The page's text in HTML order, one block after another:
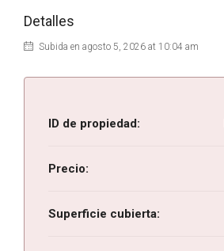
Detalles
Subida en agosto 5, 2026 at 10:04 am
ID de propiedad:
Precio:
Superficie cubierta: